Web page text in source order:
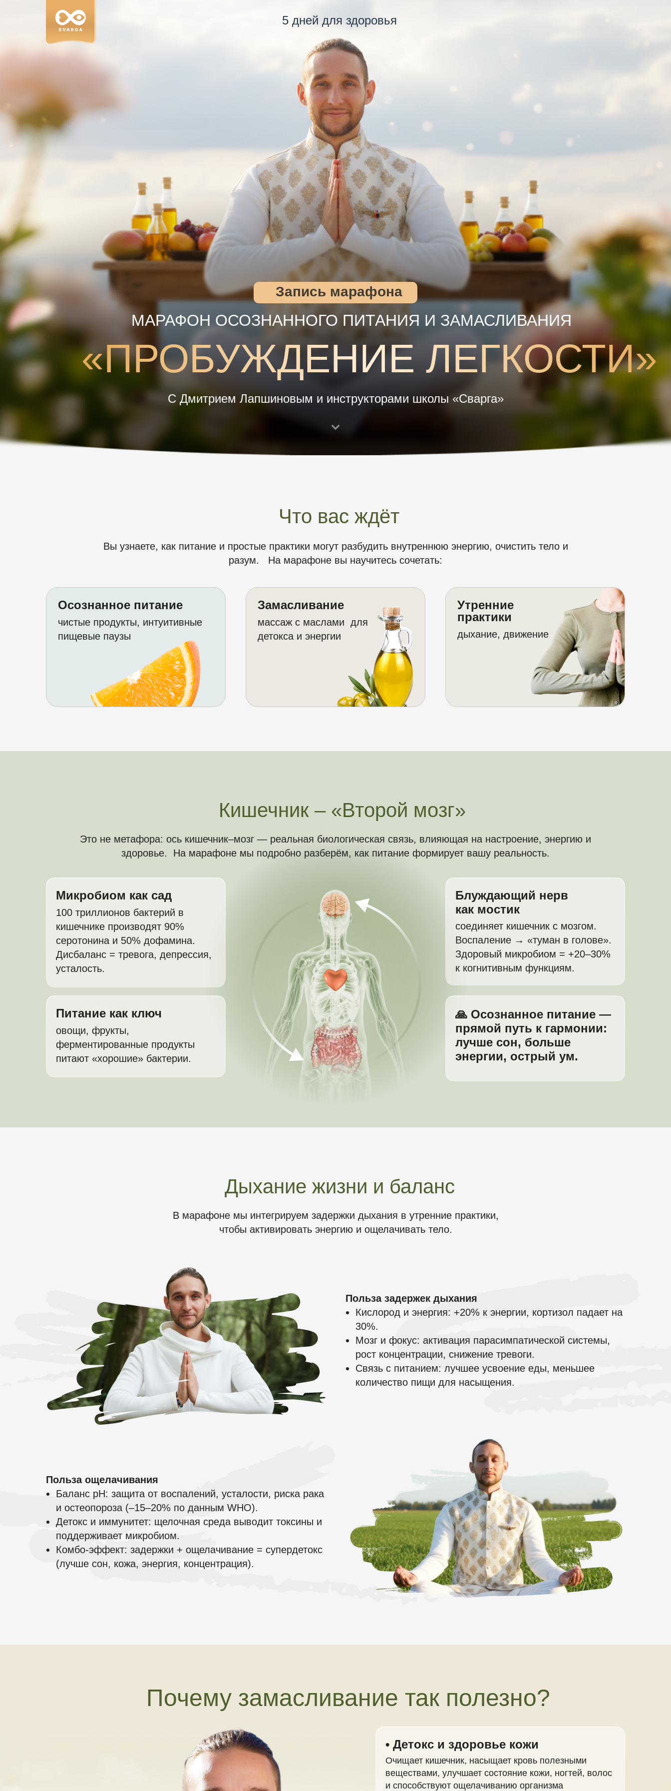
С Дмитрием Лапшиновым и инструкторами школы «Сварга»
Запись марафона
5 дней для здоровья
«ПРОБУЖДЕНИЕ ЛЕГКОСТИ»
МАРАФОН ОСОЗНАННОГО ПИТАНИЯ И ЗАМАСЛИВАНИЯ
Вы узнаете, как питание и простые практики могут разбудить внутреннюю энергию, очистить тело и
разум. На марафоне вы научитесь сочетать:
Осознанное питание
чистые продукты, интуитивные
пищевые паузы
Замасливание
массаж с маслами для
детокса и энергии
Утренние
практики
дыхание, движение
Что вас ждёт
Кишечник – «Второй мозг»
Это не метафора: ось кишечник–мозг — реальная биологическая связь, влияющая на настроение, энергию и
здоровье. На марафоне мы подробно разберём, как питание формирует вашу реальность.
Микробиом как сад
100 триллионов бактерий в
кишечнике производят 90%
серотонина и 50% дофамина.
Дисбаланс = тревога, депрессия,
усталость.
Питание как ключ
овощи, фрукты,
ферментированные продукты
питают «хорошие» бактерии.
Блуждающий нерв
как мостик
соединяет кишечник с мозгом.
Воспаление → «туман в голове».
Здоровый микробиом = +20–30%
к когнитивным функциям.
🙏 Осознанное питание —
прямой путь к гармонии:
лучше сон, больше
энергии, острый ум.
Дыхание жизни и баланс
В марафоне мы интегрируем задержки дыхания в утренние практики,
чтобы активировать энергию и ощелачивать тело.
Польза задержек дыхания
Кислород и энергия: +20% к энергии, кортизол падает на
30%.
Мозг и фокус: активация парасимпатической системы,
рост концентрации, снижение тревоги.
Связь с питанием: лучшее усвоение еды, меньшее
количество пищи для насыщения.
Польза ощелачивания
Баланс pH: защита от воспалений, усталости, риска рака
и остеопороза (–15–20% по данным WHO).
Детокс и иммунитет: щелочная среда выводит токсины и
поддерживает микробиом.
Комбо-эффект: задержки + ощелачивание = супердетокс
(лучше сон, кожа, энергия, концентрация).
Почему замасливание так полезно?
• Детокс и здоровье кожи
Очищает кишечник, насыщает кровь полезными
веществами, улучшает состояние кожи, ногтей, волос
и способствуют ощелачиванию организма